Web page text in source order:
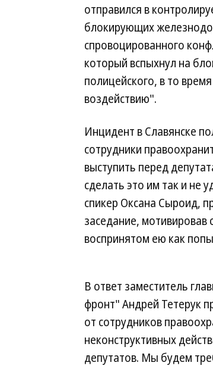
отправился в
блокирующих
спровоцированного
который вспыхнул на
полицейского, в то
воздействию".
Инцидент в Славянске
сотрудники
выступить перед
сделать это им так и не
спикер Оксана Сыроид,
заседание,
воспринятом ею как
В ответ заместитель
фронт" Андрей Тетерук
от сотрудников
неконструктивных
депутатов. Мы будем